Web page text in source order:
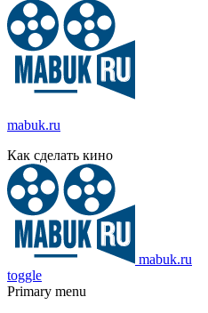
mabuk.ru
Как сделать кино
mabuk.ru
toggle
Primary menu